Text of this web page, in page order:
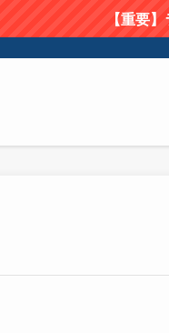
【重要